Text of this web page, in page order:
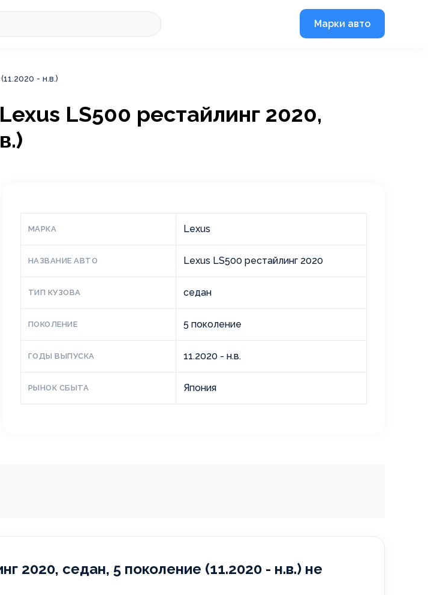
Марки авто
- н.в.)
LS500 рестайлинг 2020,
МАРКА Lexus
НАЗВАНИЕ АВТО Lexus LS500 рестайлинг 2020
ТИП КУЗОВА седан
ПОКОЛЕНИЕ 5 поколение
ГОДЫ ВЫПУСКА 11.2020 - н.в.
РЫНОК СБЫТА Япония
2020, седан, 5 поколение (11.2020 - н.в.) не